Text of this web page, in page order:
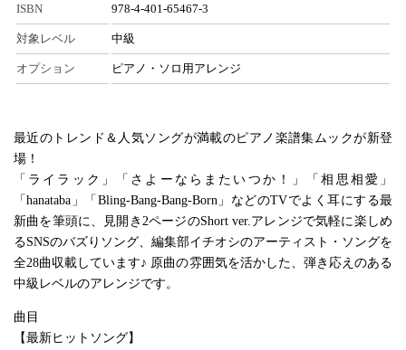
ISBN 978-4-401-65467-3
対象レベル 中級
オプション ピアノ・ソロ用アレンジ
最近のトレンド＆人気ソングが満載のピアノ楽譜集ムックが新登
場！
「ライラック」「さよーならまたいつか！」「相思相愛」
「hanataba」「Bling-Bang-Bang-Born」などのTVでよく耳にする最
新曲を筆頭に、見開き2ページのShort ver.アレンジで気軽に楽しめ
るSNSのバズりソング、編集部イチオシのアーティスト・ソングを
全28曲収載しています♪ 原曲の雰囲気を活かした、弾き応えのある
中級レベルのアレンジです。
曲目
【最新ヒットソング】